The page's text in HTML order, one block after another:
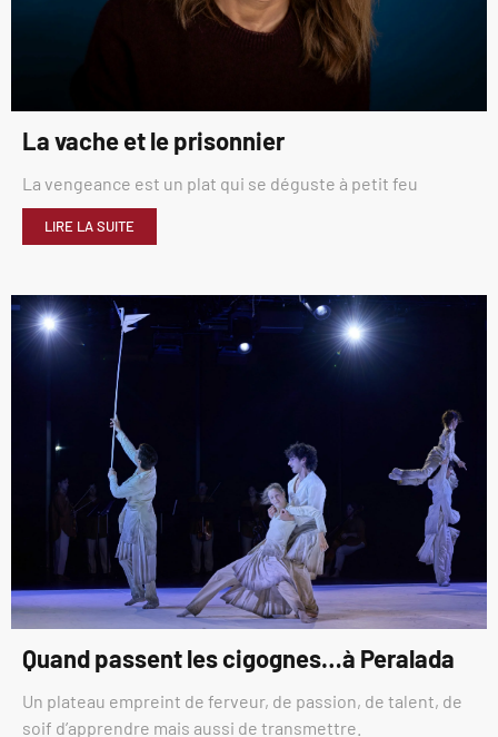
La vache et le prisonnier
La vengeance est un plat qui se déguste à petit feu
LIRE LA SUITE
Quand passent les cigognes…à Peralada
Un plateau empreint de ferveur, de passion, de talent, de
soif d’apprendre mais aussi de transmettre.